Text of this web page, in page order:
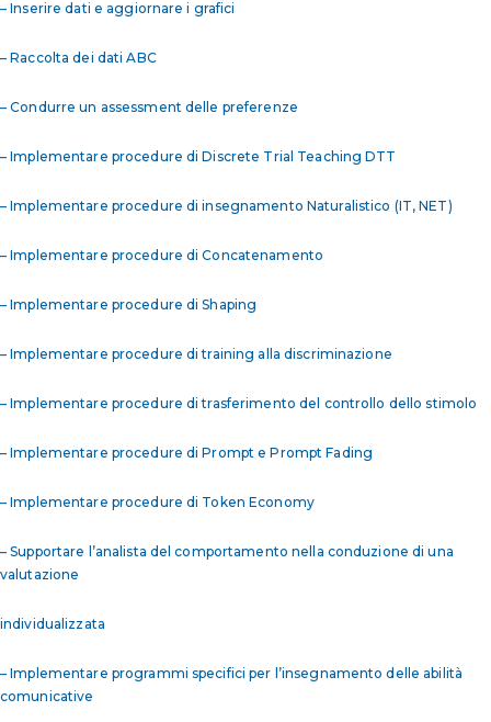
– Inserire dati e aggiornare i grafici
– Raccolta dei dati ABC
– Condurre un assessment delle preferenze
– Implementare procedure di Discrete Trial Teaching DTT
– Implementare procedure di insegnamento Naturalistico (IT, NET)
– Implementare procedure di Concatenamento
– Implementare procedure di Shaping
– Implementare procedure di training alla discriminazione
– Implementare procedure di trasferimento del controllo dello stimolo
– Implementare procedure di Prompt e Prompt Fading
– Implementare procedure di Token Economy
– Supportare l’analista del comportamento nella conduzione di una
valutazione
individualizzata
– Implementare programmi specifici per l’insegnamento delle abilità
comunicative